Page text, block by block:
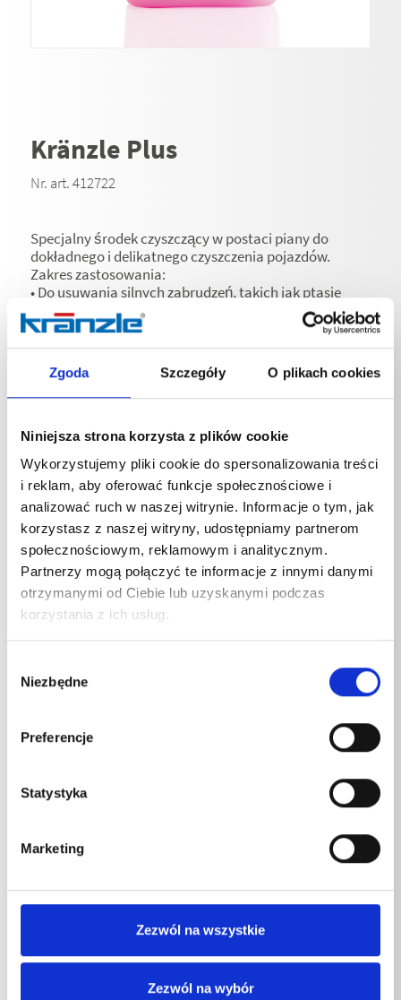
Zgoda Szczegóły O plikach cookies
Niniejsza strona korzysta z plików cookie
Wykorzystujemy pliki cookie do spersonalizowania treści
i reklam, aby oferować funkcje społecznościowe i
analizować ruch w naszej witrynie. Informacje o tym, jak
korzystasz z naszej witryny, udostępniamy partnerom
społecznościowym, reklamowym i analitycznym.
Partnerzy mogą połączyć te informacje z innymi danymi
otrzymanymi od Ciebie lub uzyskanymi podczas
korzystania z ich usług.
zgody
Niezbędne
Preferencje
Statystyka
Marketing
Zezwól na wszystkie
Zezwól na wybór
Kränzle Plus
Nr. art. 412722
Specjalny środek czyszczący w postaci piany do
dokładnego i delikatnego czyszczenia pojazdów.
Zakres zastosowania:
• Do usuwania silnych zabrudzeń, takich jak ptasie
odchody, olej i tłuszcz z lakieru, metalu, szkła i tworzyw
sztucznych
• Nadaje się do stosowania z myjkami
wysokociśnieniowymi
Zastosowanie:
• Zalecane dozowanie: 25% (1 część środka
stopnia zabrudzenia, twardości wody, temperatury
większym stopniu.
• Czas działania: 3-5 minut.
• Uwaga: Nie pozostawiać do wyschnięcia.
• Wcześniej sprawdzić na niewidocznym miejscu
zgodność z materiałem.
• Zalecamy stosowanie lancy pianowej.
SPECYFIKACJE TECHNICZNE
Kränzle Plus
5l